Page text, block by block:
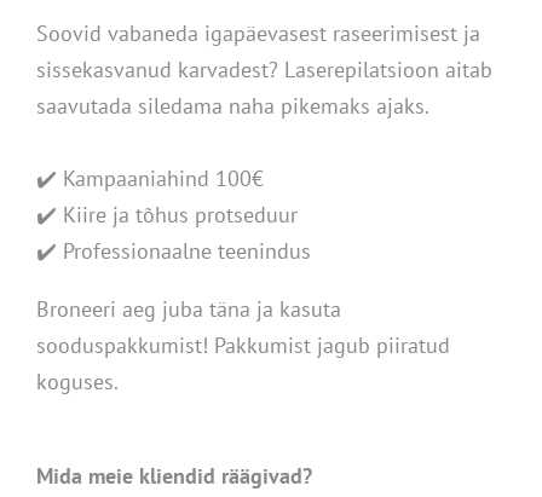
Soovid vabaneda igapäevasest raseerimisest ja
sissekasvanud karvadest? Laserepilatsioon aitab
saavutada siledama naha pikemaks ajaks.
✔️ Kampaaniahind 100€
✔️ Kiire ja tõhus protseduur
✔️ Professionaalne teenindus
Broneeri aeg juba täna ja kasuta
sooduspakkumist! Pakkumist jagub piiratud
koguses.
Mida meie kliendid räägivad?